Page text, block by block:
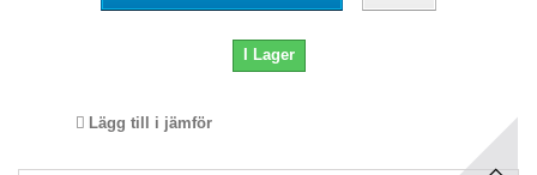
I Lager
Lägg till i jämför